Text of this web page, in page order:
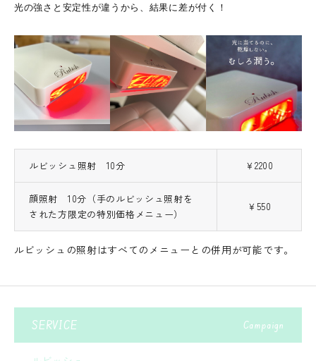
光の強さと安定性が違うから、結果に差が付く！
ルビッシュ照射 10分 ￥2200
顔照射 10分（手のルビッシュ照射を
された方限定の特別価格メニュー）
￥550
ルビッシュの照射はすべてのメニューとの併用が可能です。
SERVICE Campaign